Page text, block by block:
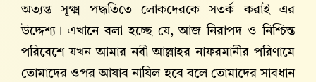
অত্যন্ত সূক্ষ্ম পদ্ধতিতে লোকদেরকে সতর্ক করাই এর
উদ্দেশ্য। এখানে বলা হচ্ছে যে, আজ নিরাপদ ও নিশ্চিন্ত
পরিবেশে যখন আমার নবী আল্লাহর নাফরমানীর পরিণামে
তোমাদের ওপর আযাব নাযিল হবে বলে তোমাদের সাবধান